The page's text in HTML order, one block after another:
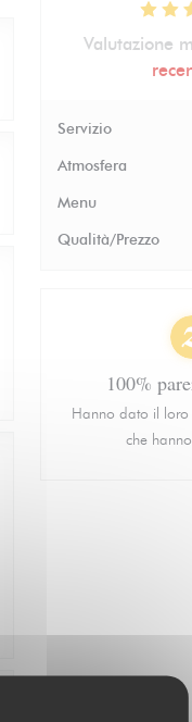
Valutazione
Servizio
Atmosfera
Menu
Qualità/Prezzo
100%
Hanno dato il loro
che